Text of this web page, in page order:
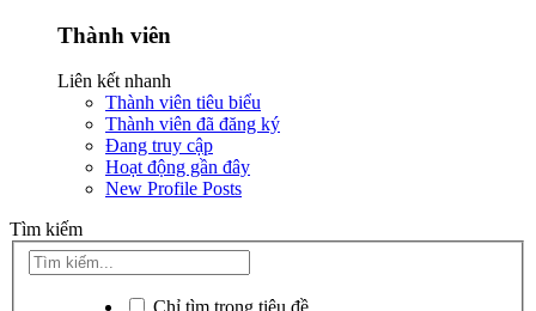
Thành viên
Liên kết nhanh
Thành viên tiêu biểu
Thành viên đã đăng ký
Đang truy cập
Hoạt động gần đây
New Profile Posts
Tìm kiếm
Chỉ tìm trong tiêu đề